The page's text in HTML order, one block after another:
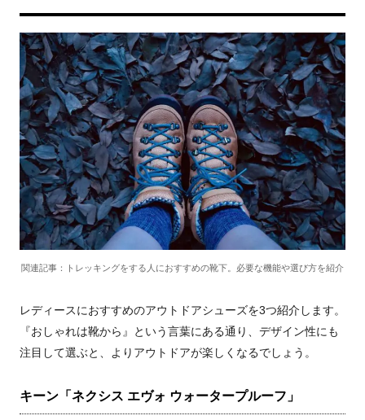
関連記事：トレッキングをする人におすすめの靴下。必要な機能や選び方を紹介
レディースにおすすめのアウトドアシューズを3つ紹介します。
『おしゃれは靴から』という言葉にある通り、デザイン性にも
注目して選ぶと、よりアウトドアが楽しくなるでしょう。
キーン「ネクシス エヴォ ウォータープルーフ」